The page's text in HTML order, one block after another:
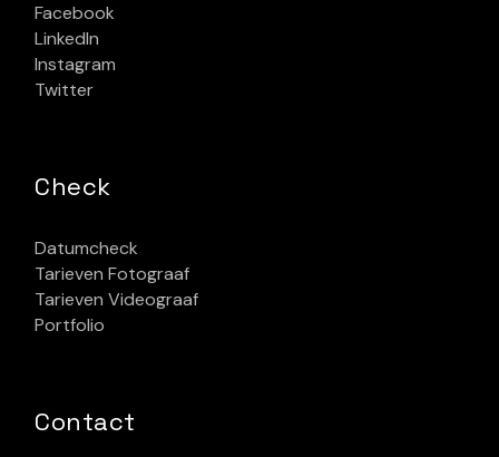
Facebook
LinkedIn
Instagram
Twitter
Check
Datumcheck
Tarieven Fotograaf
Tarieven Videograaf
Portfolio
Contact